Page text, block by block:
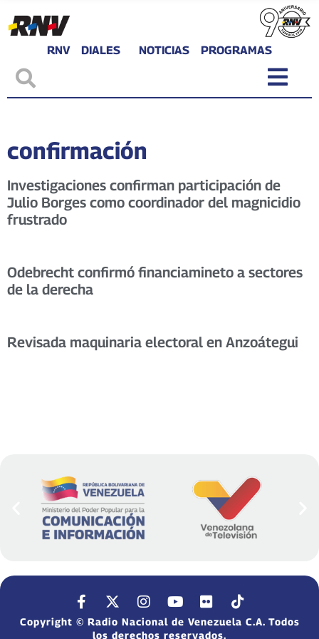
RNV DIALES NOTICIAS PROGRAMAS
confirmación
Investigaciones confirman participación de
Julio Borges como coordinador del magnicidio
frustrado
Odebrecht confirmó financiamineto a sectores
de la derecha
Revisada maquinaria electoral en Anzoátegui
Copyright © Radio Nacional de Venezuela C.A. Todos
los derechos reservados.